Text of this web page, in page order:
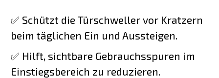
✅ Schützt die Türschweller vor Kratzern
beim täglichen Ein und Aussteigen.
✅ Hilft, sichtbare Gebrauchsspuren im
Einstiegsbereich zu reduzieren.